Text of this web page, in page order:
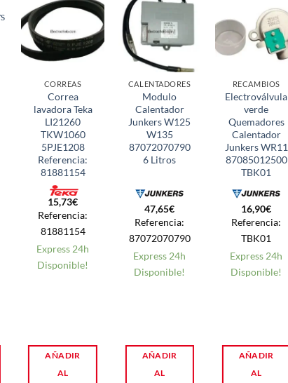
CORREAS
Correa
lavadora Teka
LI21260
TKW1060
5PJE1208
Referencia:
81881154
15,73€
Referencia:
81881154
Express 24h
Disponible!
AÑADIR
AL
CALENTADORES
Modulo
Calentador
Junkers W125
W135
87072070790
6 Litros
47,65€
Referencia:
87072070790
Express 24h
Disponible!
AÑADIR
AL
RECAMBIOS
Electroválvula
verde
Quemadores
Calentador
Junkers WR11
87085012500
TBK01
16,90€
Referencia:
TBK01
Express 24h
Disponible!
AÑADIR
AL